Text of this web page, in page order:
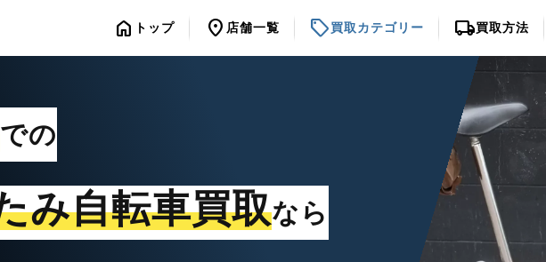
home トップ location_on 店舗一覧 sell買取カテゴリー local_shipping買取方法
での
み自転車買取なら